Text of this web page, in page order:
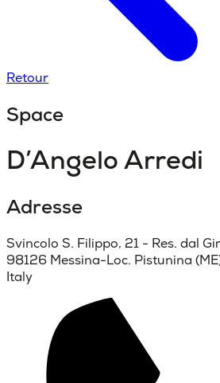
Retour
Space
D’Angelo Arredi
Adresse
Svincolo S. Filippo, 21 - Res. dal
98126 Messina-Loc. Pistunina
Italy